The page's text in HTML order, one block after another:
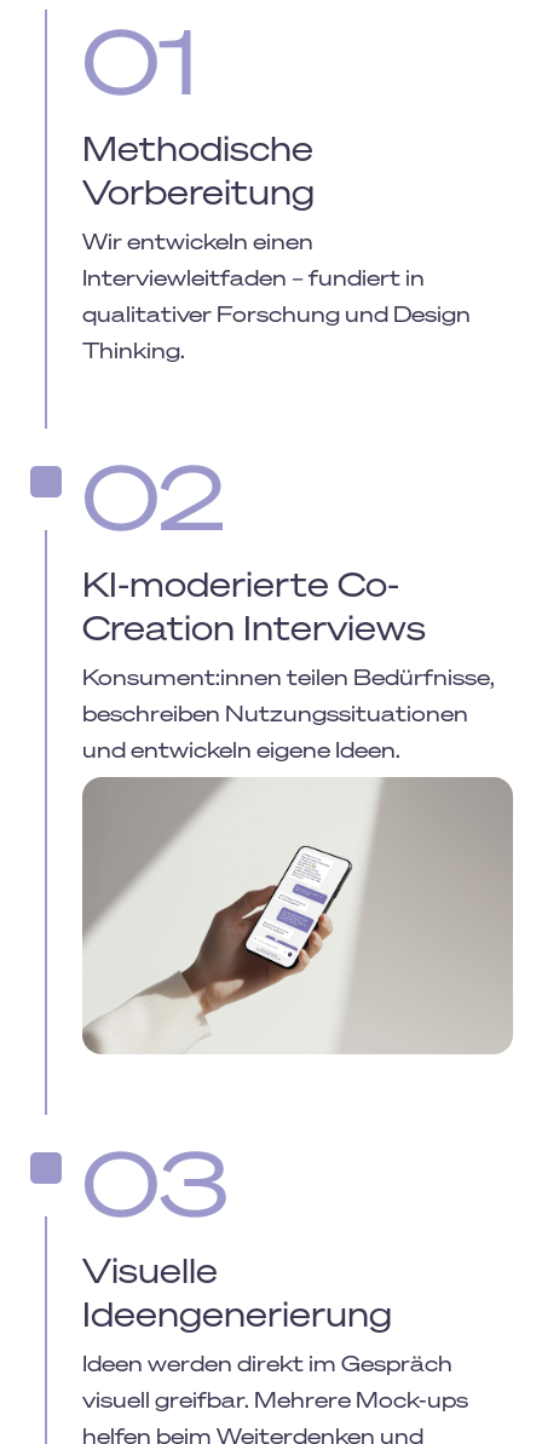
01
Methodische
Vorbereitung
Wir entwickeln einen
Interviewleitfaden – fundiert in
qualitativer Forschung und Design
Thinking.
02
KI-moderierte Co-
Creation Interviews
Konsument:innen teilen Bedürfnisse,
beschreiben Nutzungssituationen
und entwickeln eigene Ideen.
03
Visuelle
Ideengenerierung
Ideen werden direkt im Gespräch
visuell greifbar. Mehrere Mock-ups
helfen beim Weiterdenken und